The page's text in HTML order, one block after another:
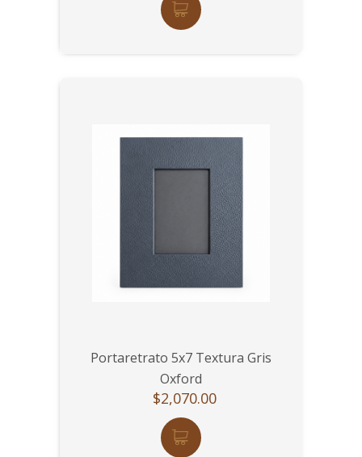
Portaretrato 5x7 Textura Gris
Oxford
$2,070.00